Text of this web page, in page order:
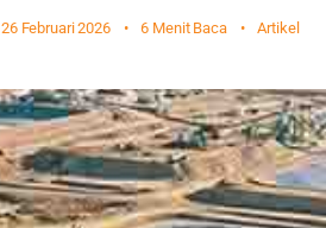
26 Februari 2026 • 6 Menit Baca • Artikel